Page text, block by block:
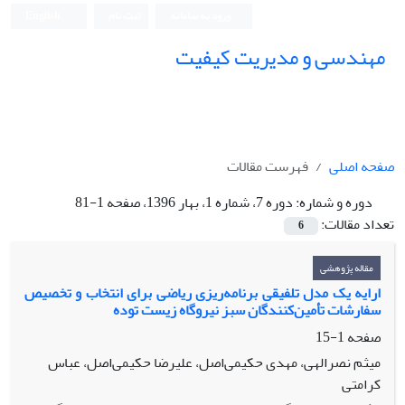
مهندسی و مدیریت کیفیت
صفحه اصلی
فهرست مقالات
دوره و شماره:دوره 7، شماره 1، بهار 1396، صفحه 1-81
تعداد مقالات:
6
مقاله پژوهشی
ارایه یک مدل تلفیقی برنامه‌ریزی ریاضی برای انتخاب و تخصیص
سفارشات تأمین‌کنندگان سبز نیروگاه زیست توده
صفحه1-15
میثم نصرالهی، مهدی حکیمی‌اصل، علیرضا حکیمی‌اصل، عباس
کرامتی